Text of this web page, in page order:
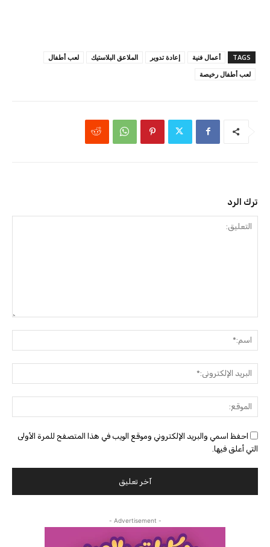
TAGS أعمال فنية إعادة تدوير الملاعق البلاستيك
لعب أطفال
لعب أطفال رخيصة
ترك الرد
احفظ اسمي والبريد الإلكتروني وموقع الويب في هذا المتصفح للمرة الأولى
التي أعلق فيها.
- Advertisement -